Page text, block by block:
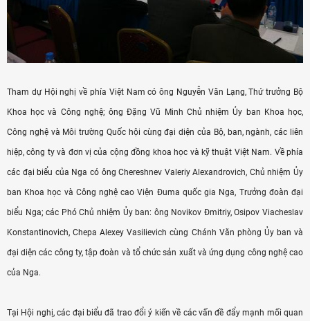
Tham dự Hội nghị về phía Việt Nam có ông Nguyễn Văn Lạng, Thứ trưởng Bộ
Khoa học và Công nghệ; ông Đặng Vũ Minh Chủ nhiệm Ủy ban Khoa học,
Công nghệ và Môi trường Quốc hội cùng đại diện của Bộ, ban, ngành, các liên
hiệp, công ty và đơn vị của cộng đồng khoa học và kỹ thuật Việt Nam. Về phía
các đại biểu của Nga có ông Chereshnev Valeriy Alexandrovich, Chủ nhiệm Ủy
ban Khoa học và Công nghệ cao Viện Đuma quốc gia Nga, Trưởng đoàn đại
biểu Nga; các Phó Chủ nhiệm Ủy ban: ông Novikov Đmitriy, Osipov Viacheslav
Konstantinovich, Chepa Alexey Vasilievich cùng Chánh Văn phòng Ủy ban và
đại diện các công ty, tập đoàn và tổ chức sản xuất và ứng dụng công nghệ cao
của Nga.
Tại Hội nghị, các đại biểu đã trao đổi ý kiến về các vấn đề đẩy mạnh mối quan